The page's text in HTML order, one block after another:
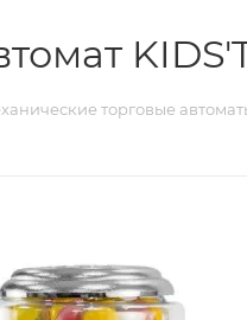
торговые